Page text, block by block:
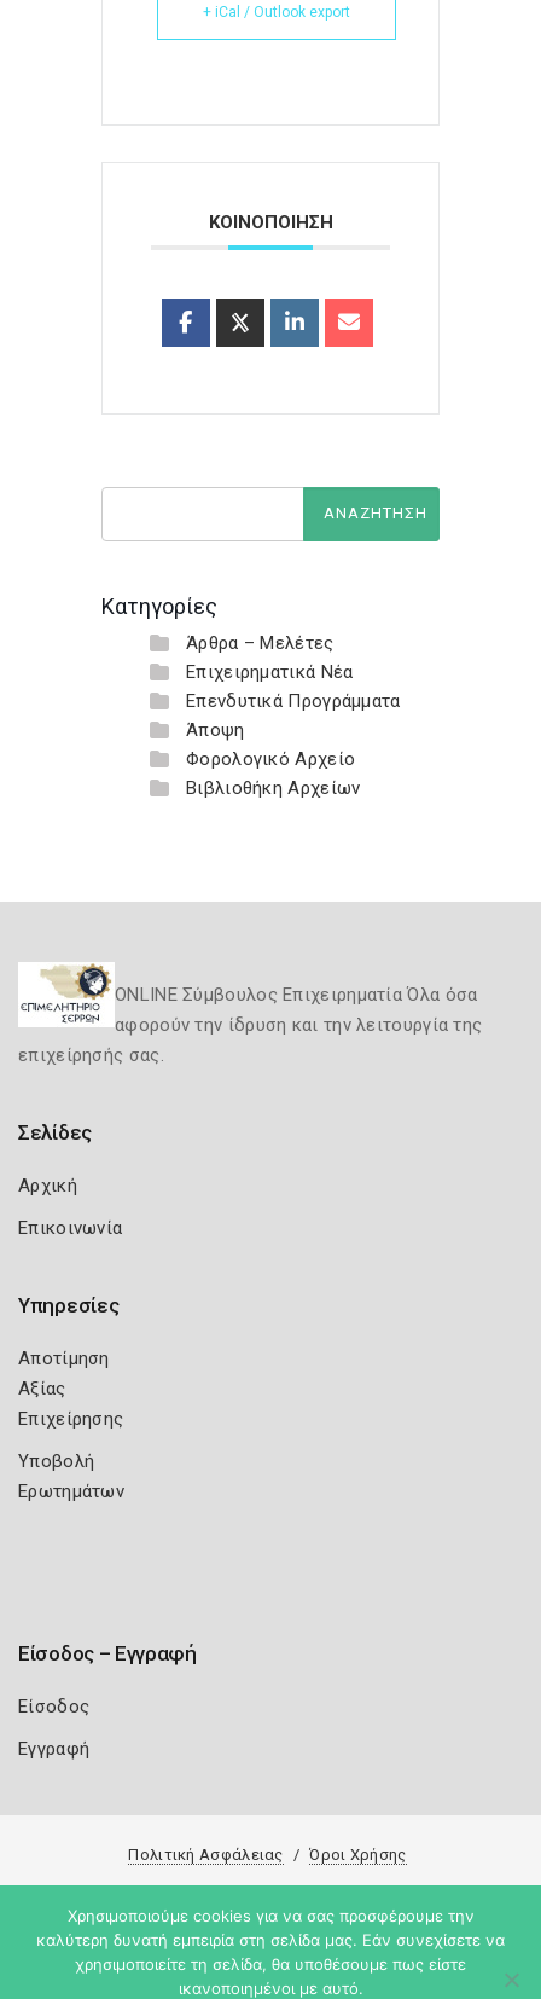
+ iCal / Outlook export
ΚΟΙΝΟΠΟΙΗΣΗ
Κατηγορίες
Άρθρα – Μελέτες
Επιχειρηματικά Νέα
Επενδυτικά Προγράμματα
Άποψη
Φορολογικό Αρχείο
Βιβλιοθήκη Αρχείων
ONLINE Σύμβουλος Επιχειρηματία Όλα όσα
αφορούν την ίδρυση και την λειτουργία της
επιχείρησής σας.
Σελίδες
Αρχική
Επικοινωνία
Υπηρεσίες
Αποτίμηση
Αξίας
Επιχείρησης
Υποβολή
Ερωτημάτων
Είσοδος – Εγγραφή
Είσοδος
Εγγραφή
Πολιτική Ασφάλειας Όροι Χρήσης
Copyright 2026 Knowledge A.E.
Χρησιμοποιούμε cookies για να σας προσφέρουμε την
καλύτερη δυνατή εμπειρία στη σελίδα μας. Εάν συνεχίσετε να
χρησιμοποιείτε τη σελίδα, θα υποθέσουμε πως είστε
ικανοποιημένοι με αυτό.